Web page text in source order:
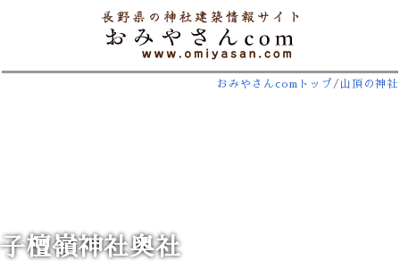
おみやさんcomトップ / 山頂の神社
子檀嶺神社奥社